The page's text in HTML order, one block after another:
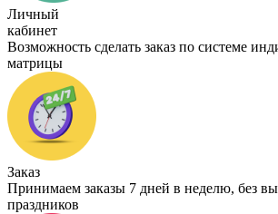
Личный
кабинет
Возможность сделать заказ по системе
матрицы
Заказ
Принимаем заказы 7 дней в неделю, без
праздников